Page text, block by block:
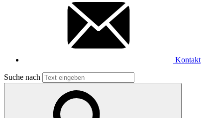
Kontakt
Suche nach